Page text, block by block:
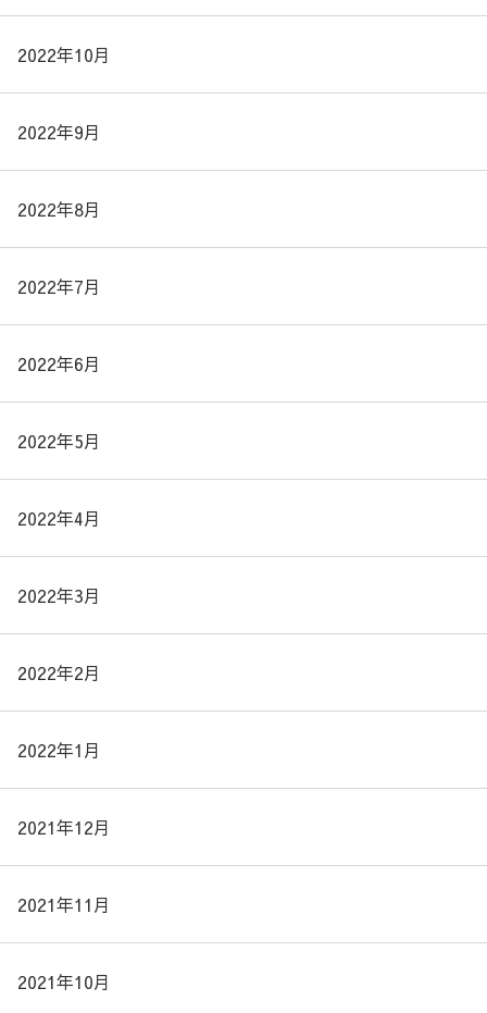
2022年10月
2022年9月
2022年8月
2022年7月
2022年6月
2022年5月
2022年4月
2022年3月
2022年2月
2022年1月
2021年12月
2021年11月
2021年10月